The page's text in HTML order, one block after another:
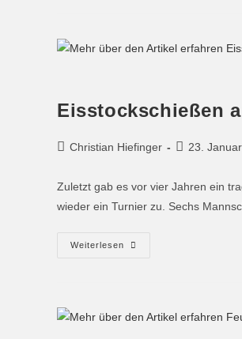
Eisstockschießen
Christian Hiefinger 23.
Zuletzt gab es vor vier Jahren ein
wieder ein Turnier zu. Sechs
Weiterlesen